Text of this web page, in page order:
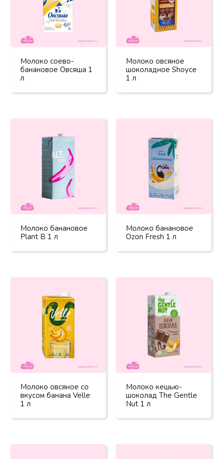
Молоко соево-
банановое Овсяша 1
л
Молоко овсяное
шоколадное Shoyce
1 л
Молоко банановое
Plant B 1 л
Молоко банановое
Ozon Fresh 1 л
Молоко овсяное со
вкусом банана Velle
1 л
Молоко кешью-
шоколад The Gentle
Nut 1 л